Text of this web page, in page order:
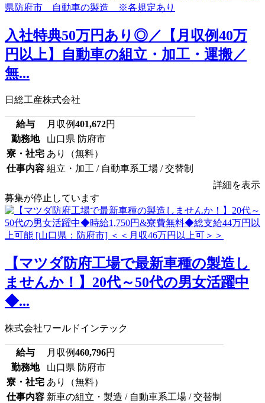
入社特典50万円あり◎／【月収例40万
円以上】自動車の組立・加工・運搬／
無...
日総工産株式会社
給与 月収例401,672円
勤務地
山口県 防府市
寮・社宅 あり（無料）
仕事内容 組立・加工 / 自動車系工場 / 交替制
詳細を表示
募集が停止しています
【マツダ防府工場で最新車種の製造し
ませんか！】20代～50代の男女活躍中
◆...
株式会社ワールドインテック
給与 月収例460,796円
勤務地
山口県 防府市
寮・社宅 あり（無料）
仕事内容 新車の組立・製造 / 自動車系工場 / 交替制